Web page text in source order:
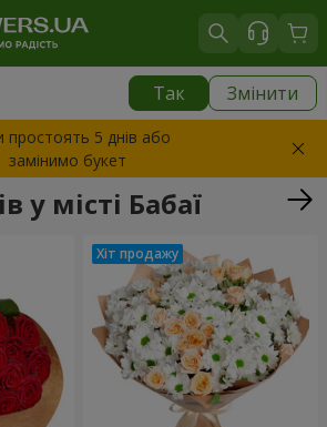
Так Змінити
простоять 5 днів або
замінимо букет
у місті Бабаї